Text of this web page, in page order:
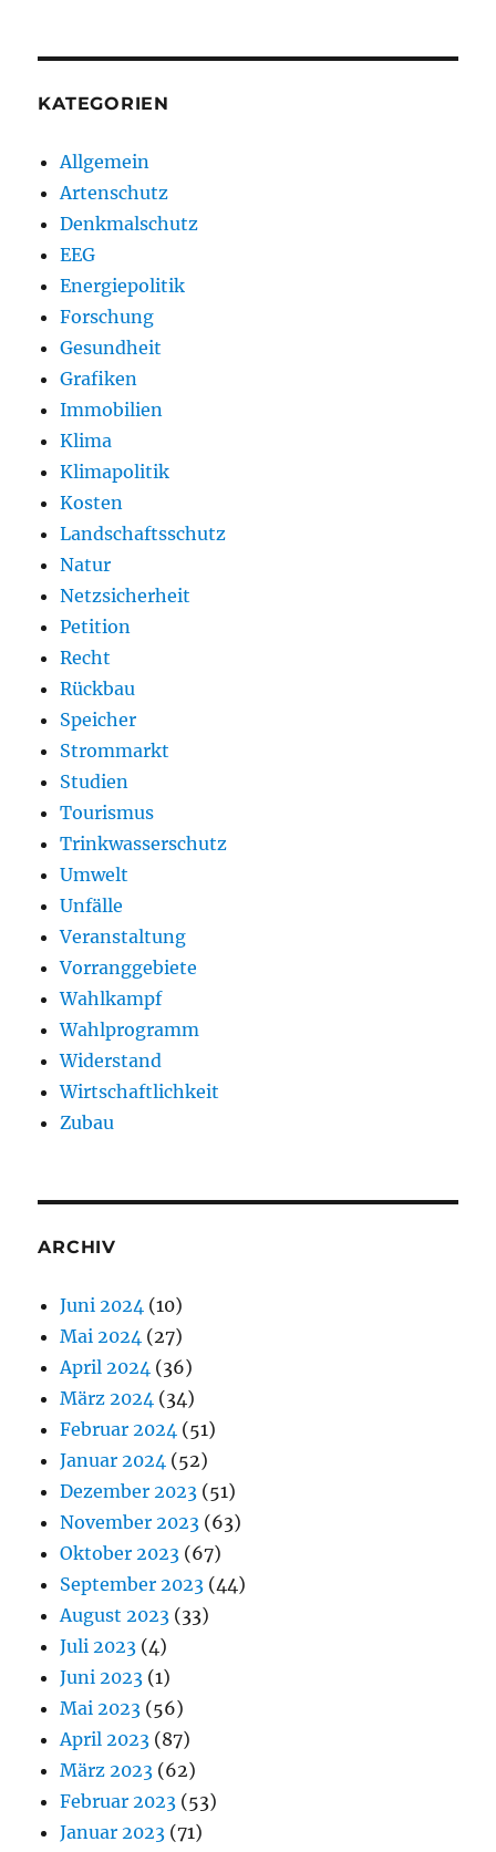
KATEGORIEN
Allgemein
Artenschutz
Denkmalschutz
EEG
Energiepolitik
Forschung
Gesundheit
Grafiken
Immobilien
Klima
Klimapolitik
Kosten
Landschaftsschutz
Natur
Netzsicherheit
Petition
Recht
Rückbau
Speicher
Strommarkt
Studien
Tourismus
Trinkwasserschutz
Umwelt
Unfälle
Veranstaltung
Vorranggebiete
Wahlkampf
Wahlprogramm
Widerstand
Wirtschaftlichkeit
Zubau
ARCHIV
Juni 2024 (10)
Mai 2024 (27)
April 2024 (36)
März 2024 (34)
Februar 2024 (51)
Januar 2024 (52)
Dezember 2023 (51)
November 2023 (63)
Oktober 2023 (67)
September 2023 (44)
August 2023 (33)
Juli 2023 (4)
Juni 2023 (1)
Mai 2023 (56)
April 2023 (87)
März 2023 (62)
Februar 2023 (53)
Januar 2023 (71)